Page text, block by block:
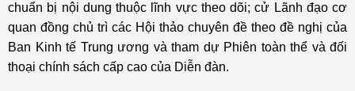
chuẩn bị nội dung thuộc lĩnh vực theo dõi; cử Lãnh đạo cơ
quan đồng chủ trì các Hội thảo chuyên đề theo đề nghị của
Ban Kinh tế Trung ương và tham dự Phiên toàn thể và đối
thoại chính sách cấp cao của Diễn đàn.